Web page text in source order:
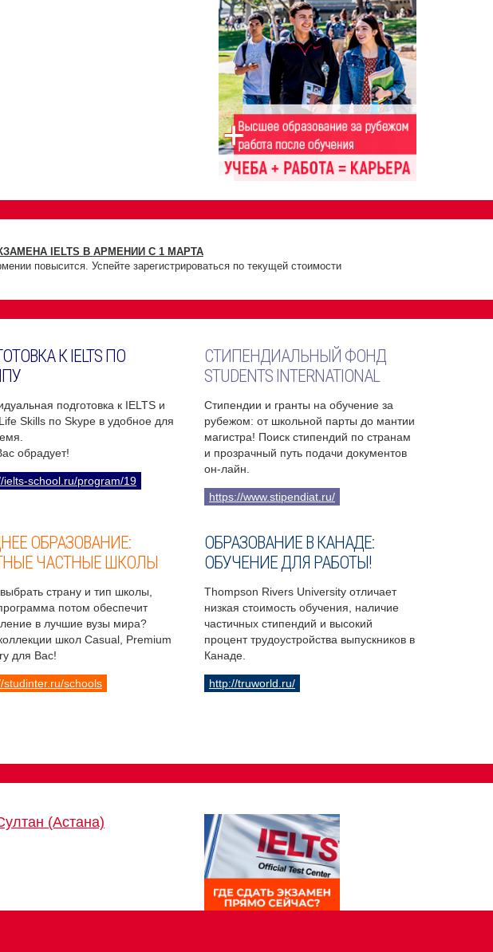
IELTS В АРМЕНИИ С 1 МАРТА
повысится. Успейте зарегистрироваться по текущей стоимости
К IELTS ПО
подготовка к IELTS и
Skills по Skype в удобное для
обрадует!
ielts-school.ru/program/19
СТИПЕНДИАЛЬНЫЙ ФОНД
STUDENTS INTERNATIONAL
Стипендии и гранты на обучение за
рубежом: от школьной парты до мантии
магистра! Поиск стипендий по странам
и прозрачный путь подачи документов
он-лайн.
https://www.stipendiat.ru/
ОБРАЗОВАНИЕ:
ЧАСТНЫЕ ШКОЛЫ
страну и тип школы,
потом обеспечит
в лучшие вузы мира?
школ Casual, Premium
для Вас!
studinter.ru/schools
ОБРАЗОВАНИЕ В КАНАДЕ:
ОБУЧЕНИЕ ДЛЯ РАБОТЫ!
Thompson Rivers University отличает
низкая стоимость обучения, наличие
частичных стипендий и высокий
процент трудоустройства выпускников в
Канаде.
http://truworld.ru/
(Астана)